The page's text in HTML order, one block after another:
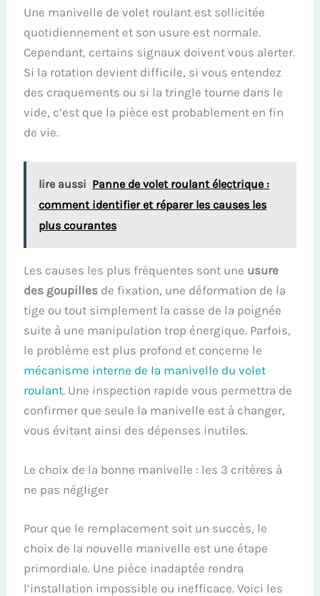
Une manivelle de volet roulant est sollicitée
quotidiennement et son usure est normale.
Cependant, certains signaux doivent vous alerter.
Si la rotation devient difficile, si vous entendez
des craquements ou si la tringle tourne dans le
vide, c’est que la pièce est probablement en fin
de vie.
lire aussi Panne de volet roulant électrique :
comment identifier et réparer les causes les
plus courantes
Les causes les plus fréquentes sont une usure
des goupilles de fixation, une déformation de la
tige ou tout simplement la casse de la poignée
suite à une manipulation trop énergique. Parfois,
le problème est plus profond et concerne le
mécanisme interne de la manivelle du volet
roulant. Une inspection rapide vous permettra de
confirmer que seule la manivelle est à changer,
vous évitant ainsi des dépenses inutiles.
Le choix de la bonne manivelle : les 3 critères à
ne pas négliger
Pour que le remplacement soit un succès, le
choix de la nouvelle manivelle est une étape
primordiale. Une pièce inadaptée rendra
l’installation impossible ou inefficace. Voici les